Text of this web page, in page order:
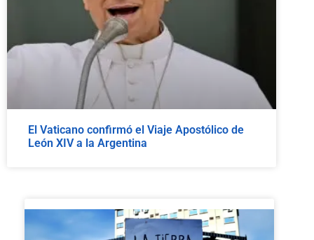
El Vaticano confirmó el Viaje Apostólico de
León XIV a la Argentina